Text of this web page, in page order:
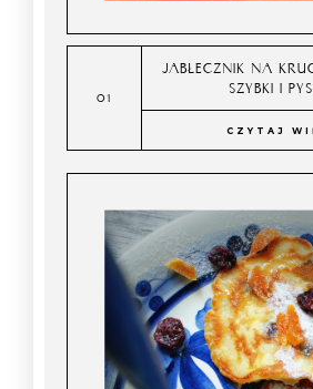
JABŁECZNIK NA
SZYBKI I
CZYTAJ